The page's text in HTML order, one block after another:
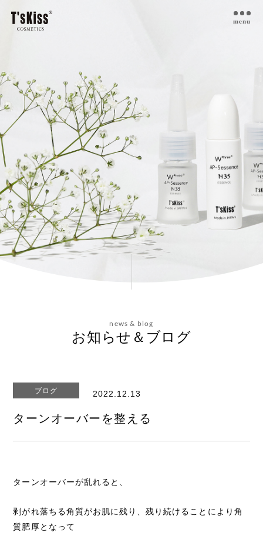
私たちのプラセンタ
開発インタビュー
商品一覧
取扱ご検討サロン様へ
お取扱サロン
お知らせ・ブログ
会社概要
お問い合わせ
menu
news & blog
お知らせ＆ブログ
ブログ 2022.12.13
ターンオーバーを整える
ターンオーバーが乱れると、
剥がれ落ちる角質がお肌に残り、残り続けることにより角
質肥厚となって